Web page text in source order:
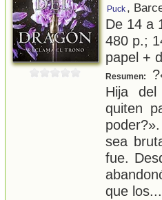
Puck ,
De 14 a
480 p.;
papel +
Resumen:
Hija
quiten
sea
fue.
que los...